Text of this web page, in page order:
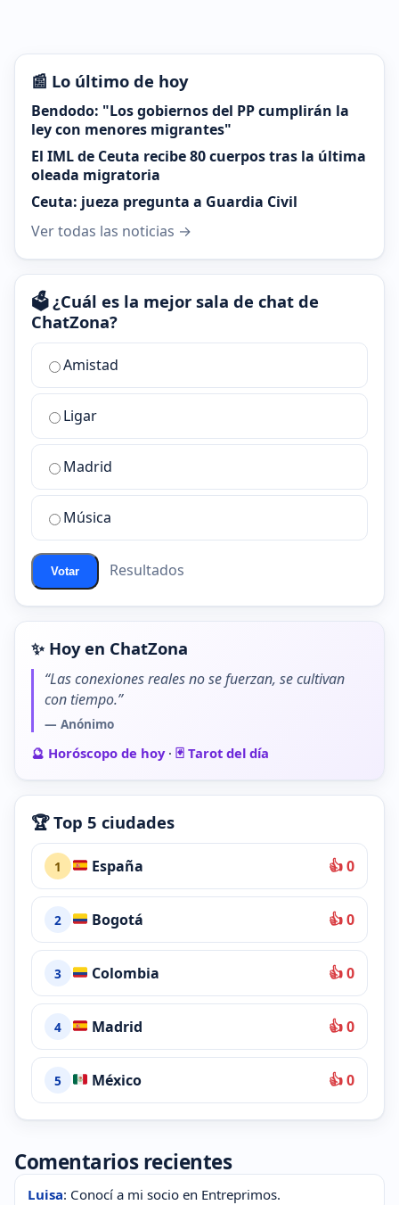
📰 Lo último de hoy
Bendodo: "Los gobiernos del PP cumplirán la
ley con menores migrantes"
El IML de Ceuta recibe 80 cuerpos tras la última
oleada migratoria
Ceuta: jueza pregunta a Guardia Civil
Ver todas las noticias →
🗳️ ¿Cuál es la mejor sala de chat de
ChatZona?
¿Cuál
la
mejor
sala
chat
ChatZona?
Amistad
Ligar
Madrid
Música
Votar Resultados
✨ Hoy en ChatZona
“Las conexiones reales no se fuerzan, se cultivan
con tiempo.”
— Anónimo
🔮 Horóscopo de hoy· 🃏 Tarot del día
🏆 Top 5 ciudades
1 España 👍 0
2 Bogotá 👍 0
3 Colombia 👍 0
4 Madrid 👍 0
5 México 👍 0
Comentarios recientes
Luisa: Conocí a mi socio en Entreprimos.